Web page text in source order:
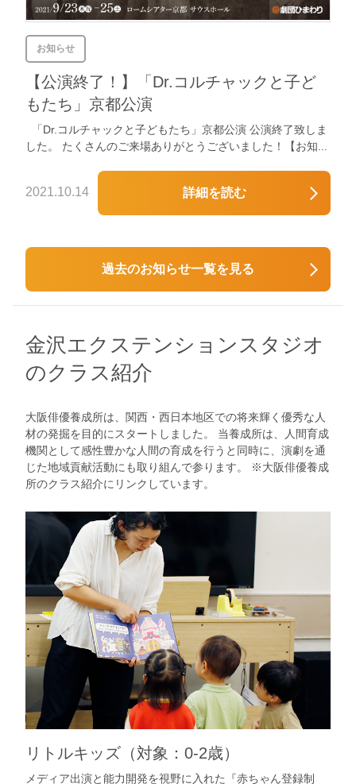
お知らせ
【公演終了！】「Dr.コルチャックと子ど
もたち」京都公演
「Dr.コルチャックと子どもたち」京都公演 公演終了致しま
した。 たくさんのご来場ありがとうございました！【お知...
2021.10.14 詳細を読む
過去のお知らせ一覧を見る
金沢エクステンションスタジオ
のクラス紹介
大阪俳優養成所は、関西・西日本地区での将来輝く優秀な人
材の発掘を目的にスタートしました。 当養成所は、人間育成
機関として感性豊かな人間の育成を行うと同時に、演劇を通
じた地域貢献活動にも取り組んで参ります。 ※大阪俳優養成
所のクラス紹介にリンクしています。
リトルキッズ（対象：0-2歳）
メディア出演と能力開発を視野に入れた『赤ちゃん登録制